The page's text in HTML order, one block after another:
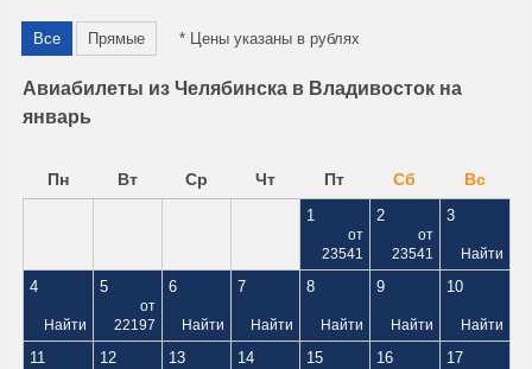
Все Прямые * Цены указаны в рублях
Авиабилеты из Челябинска в Владивосток на
январь
Пн Вт Ср Чт Пт Сб Вс
1
от
23541
2
от
23541
3
Найти
4
Найти
5
от
22197
6
Найти
7
Найти
8
Найти
9
Найти
10
Найти
11 12 13 14 15 16 17